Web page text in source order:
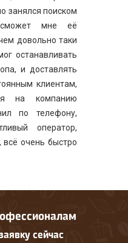
занялся поиском
сможет мне её
довольно таки
останавливать
и доставлять
клиентам,
на компанию
по телефону,
оператор,
всё очень быстро
сейчас